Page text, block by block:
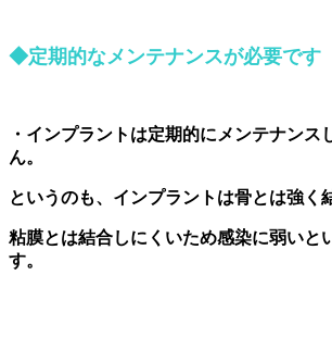
◆定期的なメンテナンスが必要です
・インプラントは定期的に メンテナンス
ん。
というのも、 インプラントは骨とは強く
粘膜とは結合しにくいため感染に弱いと
す。